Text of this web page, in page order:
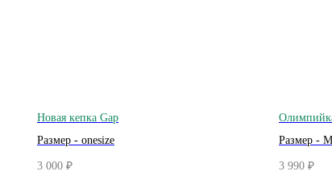
Новая кепка Gap
Размер - onesize
3 000 ₽
Размер -
3 990 ₽